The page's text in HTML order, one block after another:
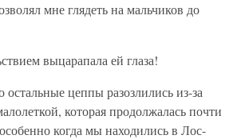
мне глядеть на мальчиков до
выцарапала ей глаза!
цеппы разозлились из-за
которая продолжалась почти
когда мы находились в Лос-